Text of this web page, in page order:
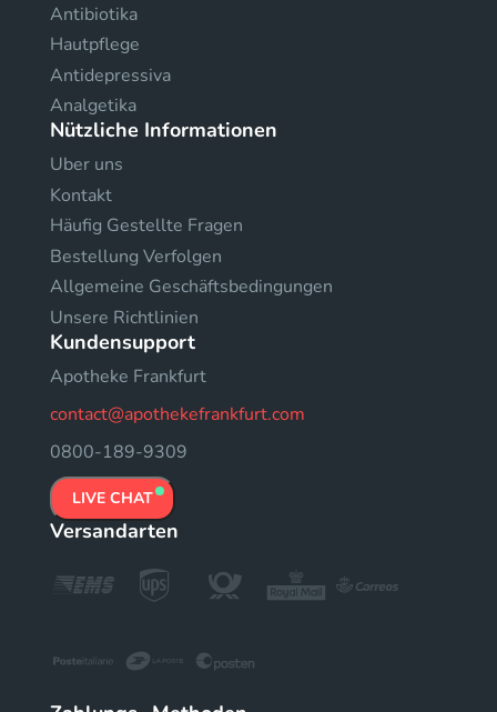
Antibiotika
Hautpflege
Antidepressiva
Analgetika
Nützliche Informationen
Uber uns
Kontakt
Häufig Gestellte Fragen
Bestellung Verfolgen
Allgemeine Geschäftsbedingungen
Unsere Richtlinien
Kundensupport
Apotheke Frankfurt
contact@apothekefrankfurt.com
0800-189-9309
LIVE CHAT
Versandarten